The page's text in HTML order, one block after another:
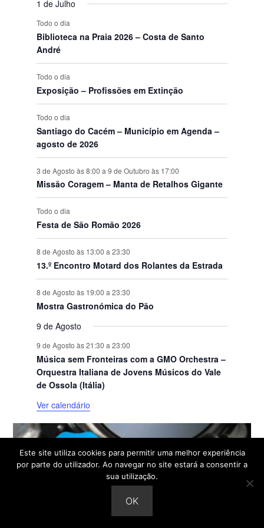
e
E
v
e
n
t
o
s
s
s
t
o
s
t
t
t
s
t
t
s
t
n
t
o
s
n
o
o
o
o
o
v
e
n
t
o
s
v
o
v
n
o
v
n
o
v
n
o
v
n
o
v
o
1 de Julho
Todo o dia
Biblioteca na Praia 2026 – Costa de Santo
André
Todo o dia
Exposição – Profissões em Extinção
Todo o dia
Santiago do Cacém – Município em Agenda –
agosto de 2026
3 de Agosto às 8:00 a 9 de Outubro às 17:00
Missão Coragem – Manta de Retalhos Gigante
Todo o dia
Festa de São Romão 2026
8 de Agosto às 13:00 a 23:30
13.º Encontro Motard dos Rolantes da Estrada
8 de Agosto às 19:00 a 23:30
Mostra Gastronómica do Pão
9 de Agosto
9 de Agosto às 21:30 a 23:00
Música sem Fronteiras com a GMO Orchestra –
Orquestra Italiana de Jovens Músicos do Vale
de Ossola (Itália)
Ver calendário
Este site utiliza cookies para permitir uma melhor experiência
por parte do utilizador. Ao navegar no site estará a consentir a
sua utilização.
OK